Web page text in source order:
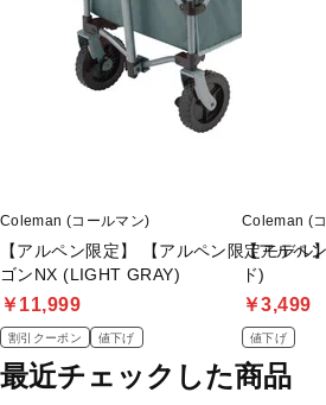
Coleman (コールマン)
【アルペン限定】 【アルペン限定モデル
ゴンNX (LIGHT GRAY)
￥11,999
割引クーポン 値下げ
Coleman (
【アルペ
ド)
￥3,499
値下げ
最近チェックした商品